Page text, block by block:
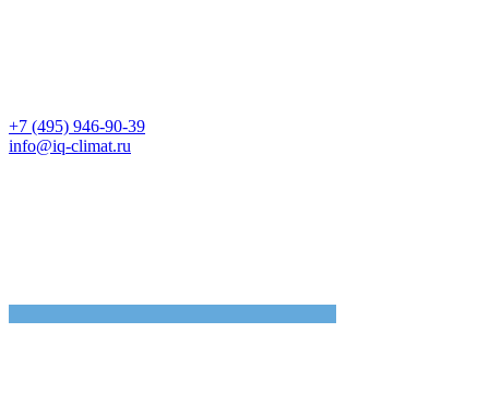
+7 (495) 946-90-39
info@iq-climat.ru